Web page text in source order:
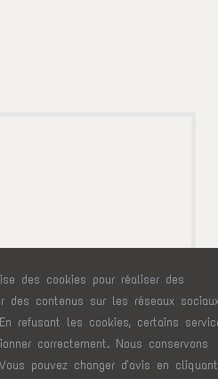
• Place Albert 1er, 26 B-
des cookies pour réaliser des
des contenus sur les réseaux
refusant les cookies, certains
correctement. Nous conservons
pouvez changer d'avis en cliquant